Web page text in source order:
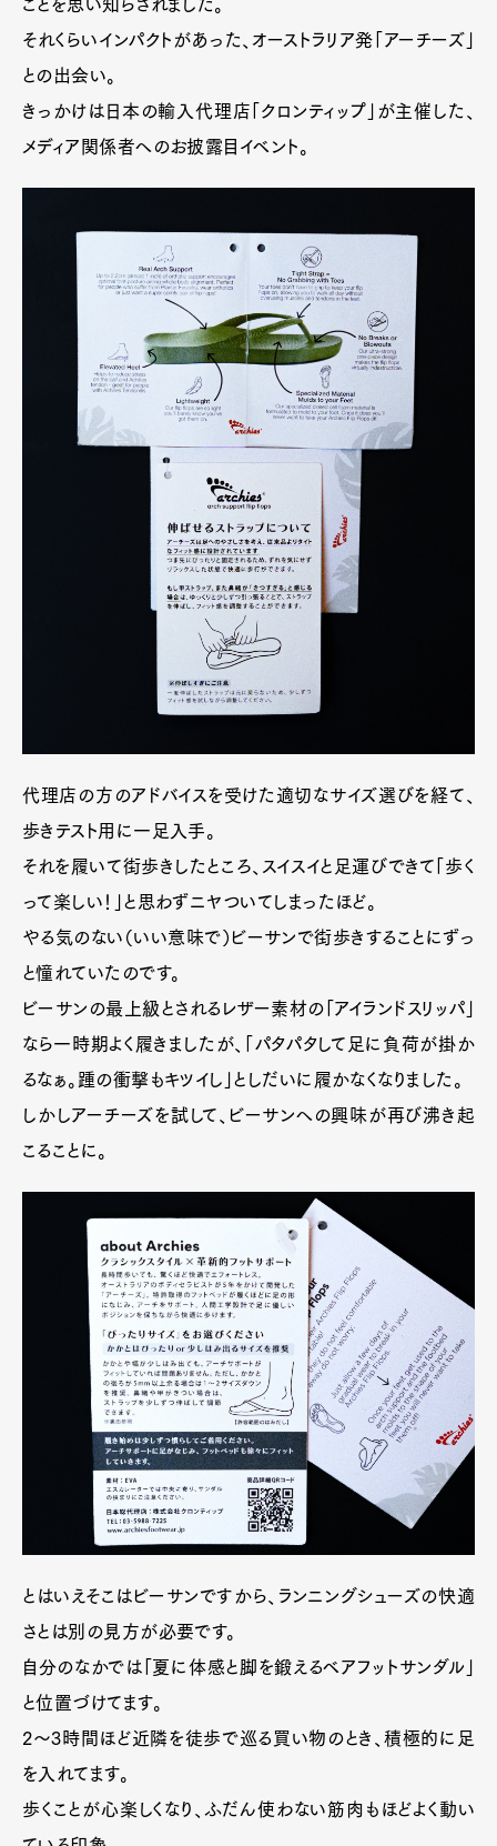
ことを思い知らされました。
それくらいインパクトがあった、オーストラリア発「アーチーズ」
との出会い。
きっかけは日本の輸入代理店「クロンティップ」が主催した、
メディア関係者へのお披露目イベント。
代理店の方のアドバイスを受けた適切なサイズ選びを経て、
歩きテスト用に一足入手。
それを履いて街歩きしたところ、スイスイと足運びできて「歩く
って楽しい！」と思わずニヤついてしまったほど。
やる気のない（いい意味で）ビーサンで街歩きすることにずっ
と憧れていたのです。
ビーサンの最上級とされるレザー素材の「アイランドスリッパ」
なら一時期よく履きましたが、「パタパタして足に負荷が掛か
るなぁ。踵の衝撃もキツイし」としだいに履かなくなりました。
しかしアーチーズを試して、ビーサンへの興味が再び沸き起
こることに。
とはいえそこはビーサンですから、ランニングシューズの快適
さとは別の見方が必要です。
自分のなかでは「夏に体感と脚を鍛えるベアフットサンダル」
と位置づけてます。
2〜3時間ほど近隣を徒歩で巡る買い物のとき、積極的に足
を入れてます。
歩くことが心楽しくなり、ふだん使わない筋肉もほどよく動い